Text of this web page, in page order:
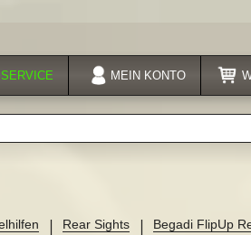
SERVICE MEIN KONTO
Rear Sights Begadi FlipUp